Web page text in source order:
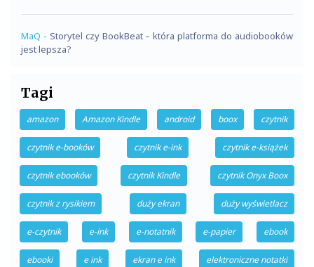
MaQ - Storytel czy BookBeat – która platforma do audiobooków
jest lepsza?
Tagi
amazon Amazon Kindle android boox czytnik
czytnik e-booków czytnik e-ink czytnik e-książek
czytnik ebooków czytnik Kindle czytnik Onyx Boox
czytnik z rysikiem duży ekran duży wyświetlacz
e-czytnik e-ink e-notatnik e-papier ebook
ebooki e ink ekran e ink elektroniczne notatki